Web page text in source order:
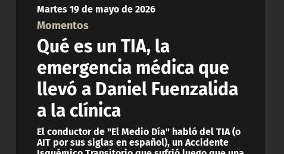
Martes 19 de mayo de 2026
Momentos
Qué es un TIA, la
emergencia médica que
llevó a Daniel Fuenzalida
a la clínica
El conductor de "El Medio Día" habló del TIA (o
AIT por sus siglas en español), un Accidente